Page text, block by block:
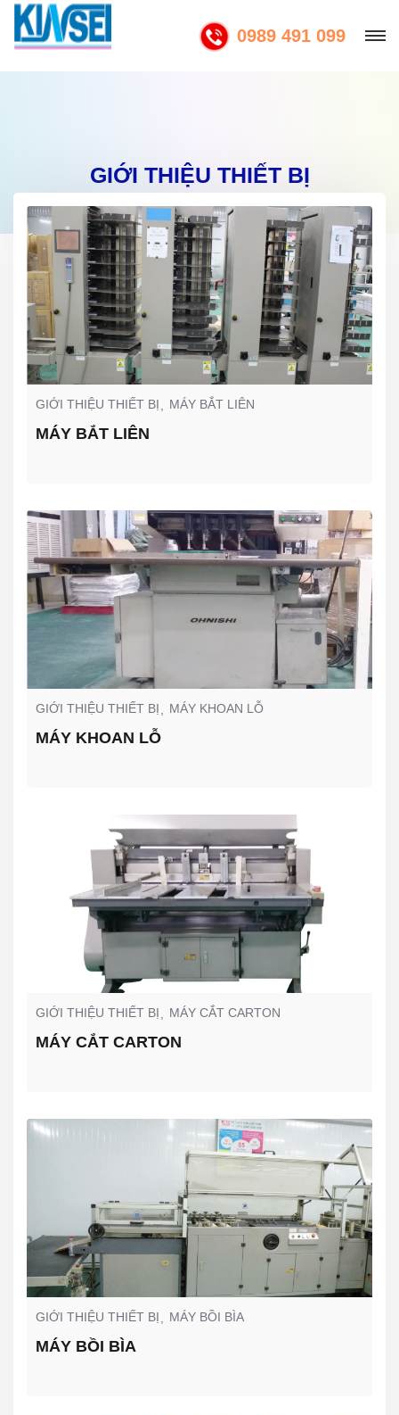
0989 491 099
GIỚI THIỆU THIẾT BỊ
GIỚI THIỆU THIẾT BỊ MÁY BẮT LIÊN
MÁY BẮT LIÊN
GIỚI THIỆU THIẾT BỊ MÁY KHOAN LỖ
MÁY KHOAN LỖ
GIỚI THIỆU THIẾT BỊ MÁY CẮT CARTON
MÁY CẮT CARTON
GIỚI THIỆU THIẾT BỊ MÁY BỒI BÌA
MÁY BỒI BÌA